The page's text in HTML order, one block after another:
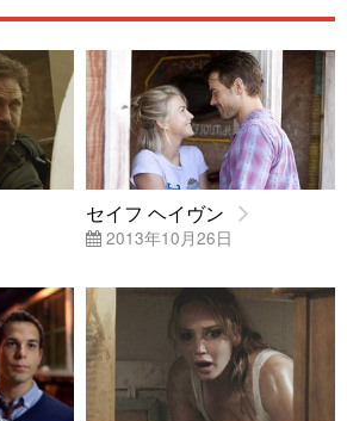
セイフ ヘイヴン
2013年10月26日